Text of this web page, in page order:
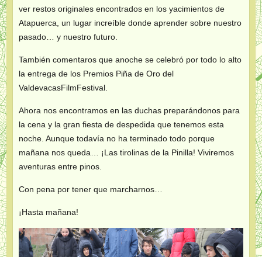
ver restos originales encontrados en los yacimientos de
Atapuerca, un lugar increíble donde aprender sobre nuestro
pasado… y nuestro futuro.
También comentaros que anoche se celebró por todo lo alto
la entrega de los Premios Piña de Oro del
ValdevacasFilmFestival.
Ahora nos encontramos en las duchas preparándonos para
la cena y la gran fiesta de despedida que tenemos esta
noche. Aunque todavía no ha terminado todo porque
mañana nos queda… ¡Las tirolinas de la Pinilla! Viviremos
aventuras entre pinos.
Con pena por tener que marcharnos…
¡Hasta mañana!